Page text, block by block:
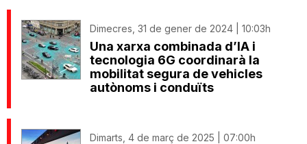
Dimecres, 31 de gener de 2024 | 10:03h
Una xarxa combinada d’IA i
tecnologia 6G coordinarà la
mobilitat segura de vehicles
autònoms i conduïts
Dimarts, 4 de març de 2025 | 07:00h